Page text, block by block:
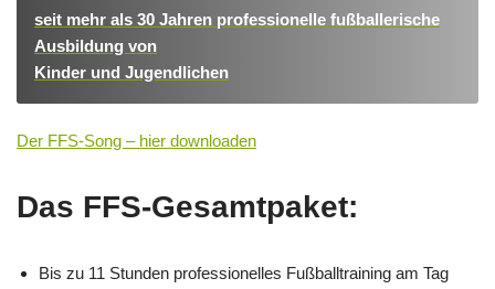
seit mehr als 30 Jahren professionelle fußballerische
Ausbildung von
Kinder und Jugendlichen
Der FFS-Song – hier downloaden
Das FFS-Gesamtpaket:
Bis zu 11 Stunden professionelles Fußballtraining am Tag